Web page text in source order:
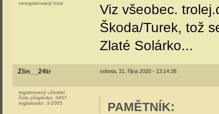
neregistrovaný host
Viz všeobec.
Škoda/Turek, tož
Zlaté Solárko...
Zlin__24tr sobota, 31. října 2020 - 13:14:38
registrovaný uživatel
číslo příspěvku: 3457
registrován: 3-2005 PAMĚTNÍK: